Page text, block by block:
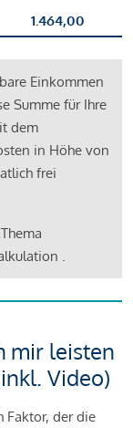
1.464,00
Einkommen
Summe für Ihre
dem
in Höhe von
frei
.
mir leisten
Video)
der die